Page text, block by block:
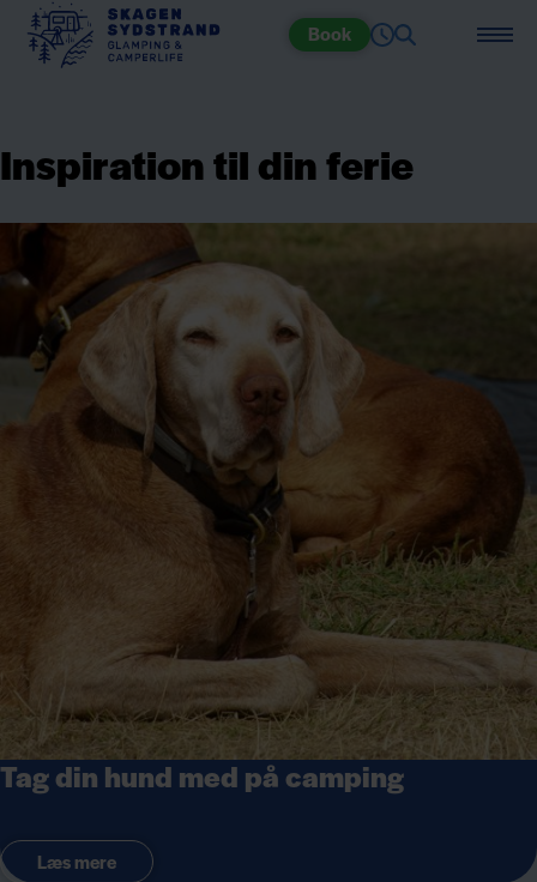
Book
Inspiration til din ferie
Tag din hund med på camping
Læs mere